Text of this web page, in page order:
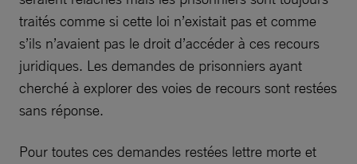
traités comme si cette loi n’existait pas et comme
s’ils n’avaient pas le droit d’accéder à ces recours
juridiques. Les demandes de prisonniers ayant
cherché à explorer des voies de recours sont restées
sans réponse.
Pour toutes ces demandes restées lettre morte et